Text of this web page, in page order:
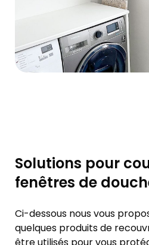
Solutions pour
fenêtres de
Ci-dessous nous vous
quelques produits de
être utilisés pour vous